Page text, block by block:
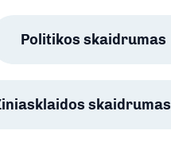
Politikos skaidrumas
Žiniasklaidos skaidrumas